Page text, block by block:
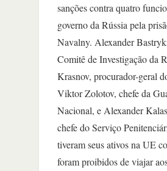
sanções contra quatro
governo da Rússia pela
Navalny. Alexander
Comitê de Investigação da
Krasnov, procurador-geral
Viktor Zolotov, chefe da
Nacional, e Alexander
chefe do Serviço
tiveram seus ativos na UE
foram proibidos de viajar